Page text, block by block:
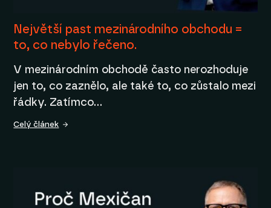
Největší past mezinárodního obchodu =
to, co nebylo řečeno.
V mezinárodním obchodě často nerozhoduje
jen to, co zaznělo, ale také to, co zůstalo mezi
řádky. Zatímco…
Celý článek